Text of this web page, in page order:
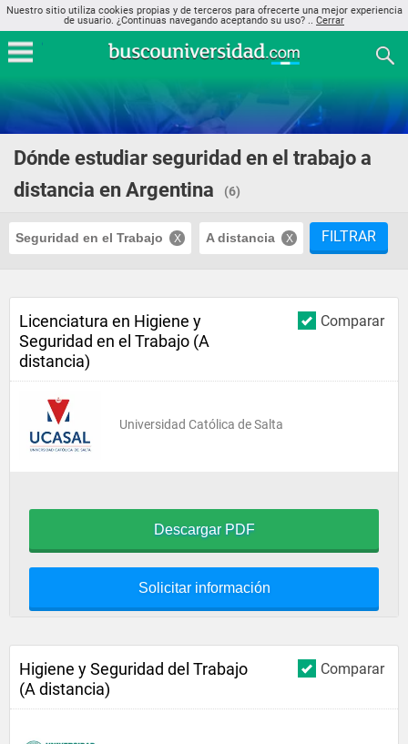
Nuestro sitio utiliza cookies propias y de terceros para ofrecerte una mejor experiencia
de usuario. ¿Continuas navegando aceptando su uso? .. Cerrar
Dónde estudiar seguridad en el trabajo a
distancia en Argentina
(6)
Seguridad en el Trabajo A distancia FILTRAR
Comparar
Licenciatura en Higiene y
Seguridad en el Trabajo (A
distancia)
Universidad Católica de Salta
Descargar PDF
Solicitar información
Comparar
Higiene y Seguridad del Trabajo
(A distancia)